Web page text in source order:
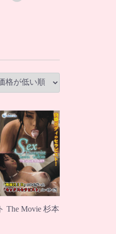
The Movie 杉本